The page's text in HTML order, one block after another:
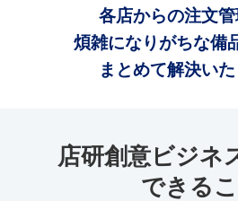
各店からの注文管
煩雑になりがちな備
まとめて解決いた
店研創意ビジネ
できる